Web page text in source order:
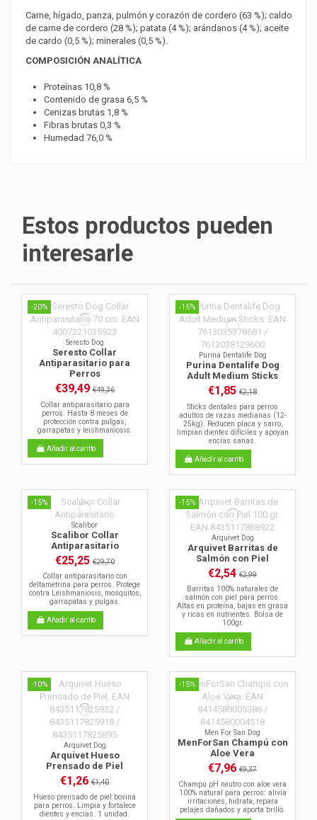
Carne, hígado, panza, pulmón y corazón de cordero (63 %); caldo
de carne de cordero (28 %); patata (4 %); arándanos (4 %); aceite
de cardo (0,5 %); minerales (0,5 %).
COMPOSICIÓN ANALÍTICA
Proteínas 10,8 %
Contenido de grasa 6,5 %
Cenizas brutas 1,8 %
Fibras brutas 0,3 %
Humedad 76,0 %
Estos productos pueden
interesarle
-20%
Seresto Dog
Seresto Collar
Antiparasitario para
Perros
€39,49€49,36
Collar antiparasitario para
perros. Hasta 8 meses de
protección contra pulgas,
garrapatas y leishmaniosis.
Añadir al carrito
-15%
Purina Dentalife Dog
Purina Dentalife Dog
Adult Medium Sticks
€1,85 €2,18
Sticks dentales para perros
adultos de razas medianas (12-
25kg). Reducen placa y sarro,
limpian dientes difíciles y apoyan
encías sanas.
Añadir al carrito
-15%
Scalibor
Scalibor Collar
Antiparasitario
€25,25€29,70
Collar antiparasitario con
deltametrina para perros. Protege
contra Leishmaniosis, mosquitos,
garrapatas y pulgas.
Añadir al carrito
-15%
Arquivet Dog
Arquivet Barritas de
Salmón con Piel
€2,54 €2,99
Barritas 100% naturales de
salmón con piel para perros.
Altas en proteína, bajas en grasa
y ricas en nutrientes. Bolsa de
100gr.
Añadir al carrito
-10%
Arquivet Dog
Arquivet Hueso
Prensado de Piel
€1,26 €1,40
Hueso prensado de piel bovina
para perros. Limpia y fortalece
dientes y encías. 1 unidad.
-15%
Men For San Dog
MenForSan Champú con
Aloe Vera
€7,96 €9,37
Champú pH neutro con aloe vera
100% natural para perros: alivia
irritaciones, hidrata, repara
pelajes dañados y aporta brillo.